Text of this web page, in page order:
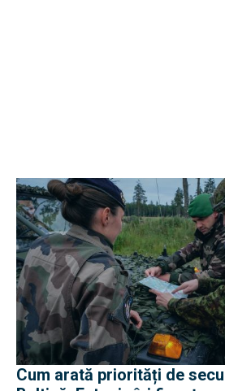
Cum arată priorități de